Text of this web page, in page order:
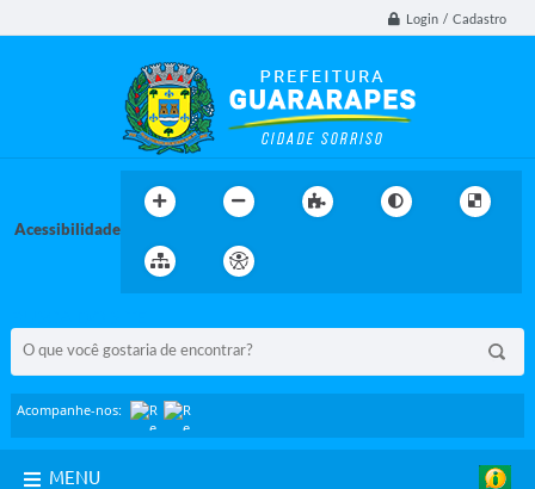
Login / Cadastro
Acessibilidade
Acompanhe-nos:
MENU